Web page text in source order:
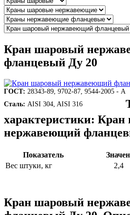
Кран шаровый
фланцевый Ду 20
ГОСТ: 28343-89, 9702-87, 9544-2005 - А
Сталь: AISI 304, AISI 316
характеристики:
нержавеющий
Показатель
Вес штуки, кг
2,4
Кран шаровый